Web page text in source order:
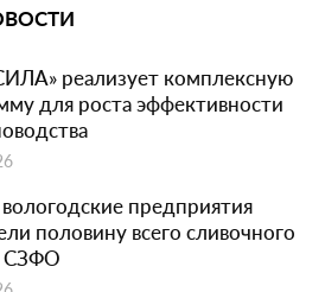
реализует комплексную
для роста эффективности
предприятия
половину всего сливочного
СЗФО